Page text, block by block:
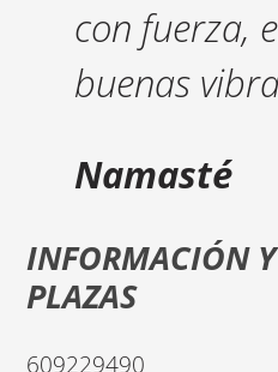
con fuerza,
buenas
Namasté
INFORMACIÓN Y
PLAZAS
609229490